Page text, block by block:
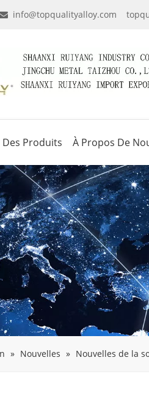
 info@topqualityalloy.com
Des Produits À Propos De
» Nouvelles » Nouvelles de la